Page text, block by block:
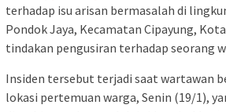
terhadap isu arisan bermasalah di
Pondok Jaya, Kecamatan Cipayung,
tindakan pengusiran terhadap seorang
Insiden tersebut terjadi saat wartawan
lokasi pertemuan warga, Senin (19/1),